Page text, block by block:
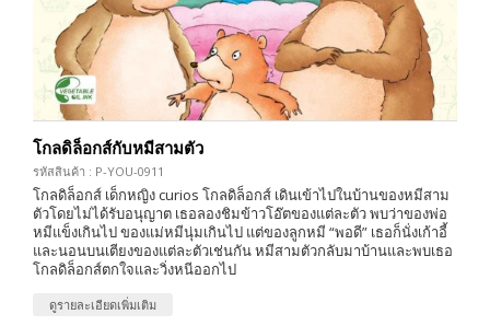
โกลดิล็อกส์กับหมีสามตัว
รหัสสินค้า : P-YOU-0911
โกลดิล็อกส์ เด็กหญิง curios โกลดิล็อกส์ เดินเข้าไปในบ้านของหมีสาม
ตัวโดยไม่ได้รับอนุญาต เธอลองชิมข้าวโอ๊ตของแต่ละตัว พบว่าของพ่อ
หมีแข็งเกินไป ของแม่หมีนุ่มเกินไป แต่ของลูกหมี “พอดี” เธอก็นั่งเก้าอี้
และนอนบนเตียงของแต่ละตัวเช่นกัน หมีสามตัวกลับมาบ้านและพบเธอ
โกลดิล็อกส์ตกใจและวิ่งหนีออกไป
ดูรายละเอียดเพิ่มเติม